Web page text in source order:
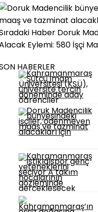
Haber Doruk
Eylemi: 580 İşçi
HABERLER